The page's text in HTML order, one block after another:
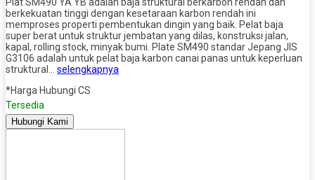
Plat SM490 YA YB adalah baja struktural berkarbon rendah dan
berkekuatan tinggi dengan kesetaraan karbon rendah ini
memproses properti pembentukan dingin yang baik. Pelat baja
super berat untuk struktur jembatan yang dilas, konstruksi jalan,
kapal, rolling stock, minyak bumi. Plate SM490 standar Jepang JIS
G3106 adalah untuk pelat baja karbon canai panas untuk keperluan
struktural… selengkapnya
*Harga Hubungi CS
Tersedia
Hubungi Kami